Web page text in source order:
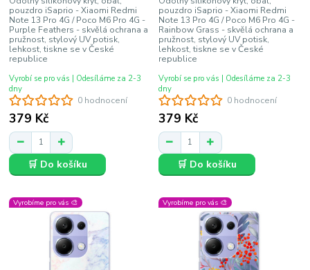
0 hodnocení
pouzdro iSaprio - Xiaomi Redmi
Note 13 Pro 4G / Poco M6 Pro 4G -
Purple Feathers - skvělá ochrana a
pružnost, stylový UV potisk,
lehkost, tiskne se v České
republice
379 Kč
Vyrobí se pro vás | Odesíláme za 2-3
dny
🛒 Do košíku
0 hodnocení
pouzdro iSaprio - Xiaomi Redmi
Note 13 Pro 4G / Poco M6 Pro 4G -
Rainbow Grass - skvělá ochrana a
pružnost, stylový UV potisk,
lehkost, tiskne se v České
republice
379 Kč
Vyrobí se pro vás | Odesíláme za 2-3
dny
🛒 Do košíku
Vyrobíme pro vás 🎨 Vyrobíme pro vás 🎨